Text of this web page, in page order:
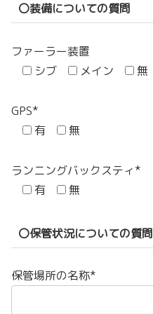
〇装備についての質問
ファーラー装置
シブ
メイン 無
GPS*
有
無
ランニングバックスティ*
有
無
〇保管状況についての質問
保管場所の名称*